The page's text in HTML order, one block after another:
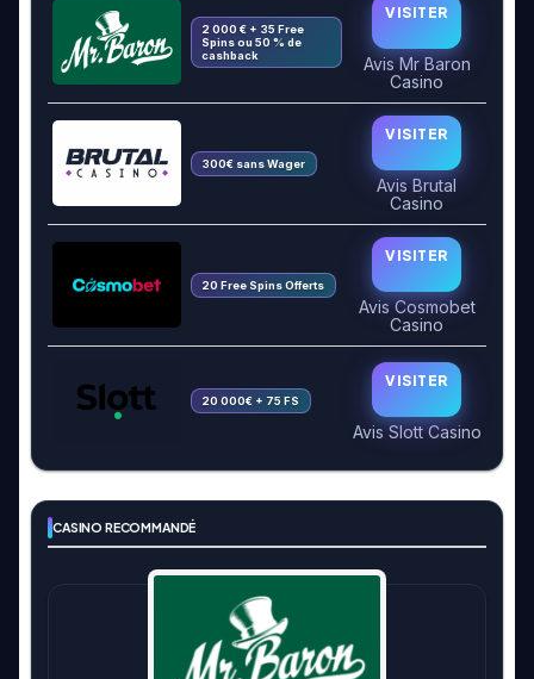
2 000 € + 35 Free
Spins ou 50 % de
cashback
VISITER
Avis Mr Baron
Casino
300€ sans Wager
VISITER
Avis Brutal
Casino
20 Free Spins Offerts
VISITER
Avis Cosmobet
Casino
20 000€ + 75 FS
VISITER
Avis Slott Casino
CASINO RECOMMANDÉ